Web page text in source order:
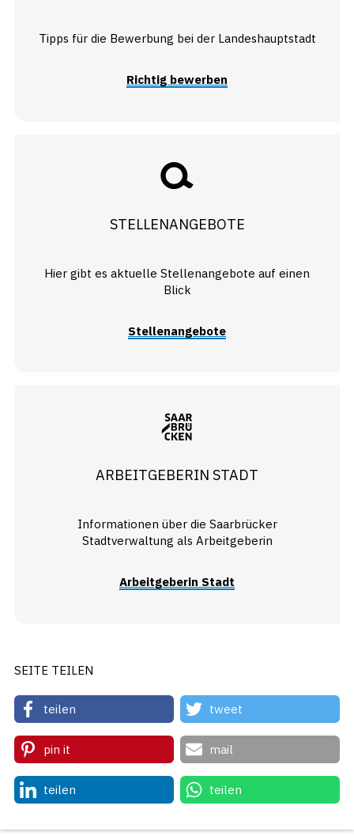
Tipps für die Bewerbung bei der Landeshauptstadt
Richtig bewerben
STELLENANGEBOTE
Hier gibt es aktuelle Stellenangebote auf einen
Blick
Stellenangebote
ARBEITGEBERIN STADT
Informationen über die Saarbrücker
Stadtverwaltung als Arbeitgeberin
Arbeitgeberin Stadt
SEITE TEILEN
teilen tweet
pin it mail
teilen teilen